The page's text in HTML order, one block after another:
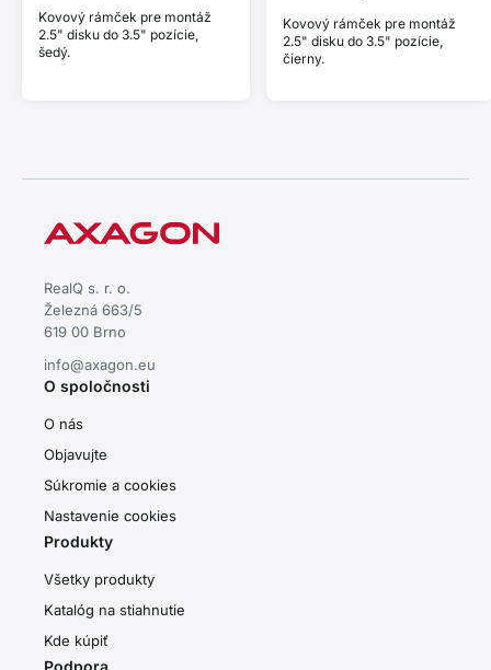
Kovový rámček pre montáž
2.5" disku do 3.5" pozície,
šedý.
Kovový rámček pre montáž
2.5" disku do 3.5" pozície,
čierny.
RealQ s. r. o.
Železná 663/5
619 00 Brno
info@axagon.eu
O spoločnosti
O nás
Objavujte
Súkromie a cookies
Nastavenie cookies
Produkty
Všetky produkty
Katalóg na stiahnutie
Kde kúpiť
Podpora